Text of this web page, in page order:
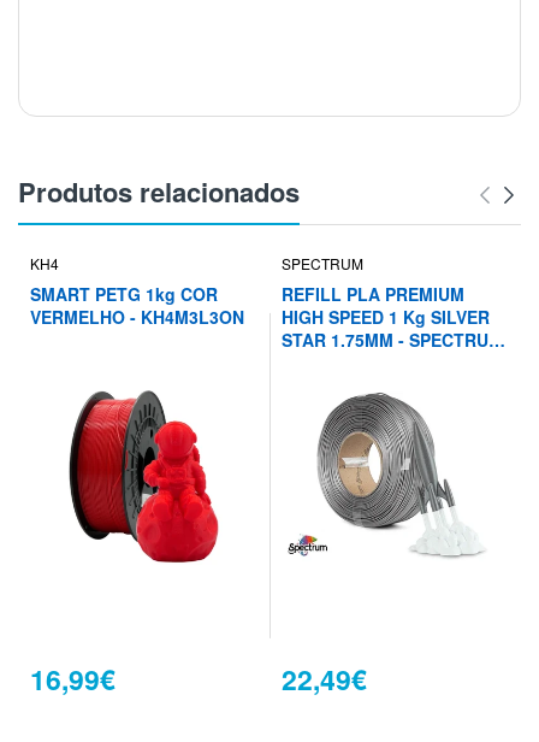
Produtos relacionados
KH4
SMART PETG 1kg COR
VERMELHO - KH4M3L3ON
16,99€
SPECTRUM
REFILL PLA PREMIUM
HIGH SPEED 1 Kg SILVER
STAR 1.75MM - SPECTRUM
22,49€